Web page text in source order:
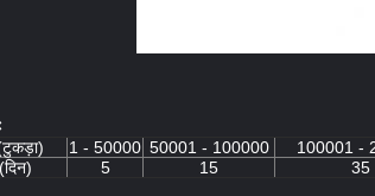
1 - 50000 50001 - 100000 100001 -
5 15 35